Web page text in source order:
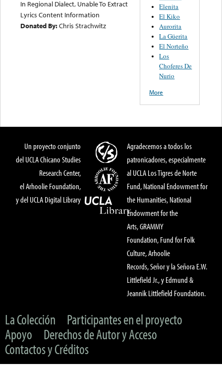
In Regional Dialect, Unable To Extract
Lyrics Content Information
Donated By:Chris Strachwitz
Elenita
El Kiko
Aurorita
La Güerita
El Norteño
Los
Choferes De
Nurio
More
Un proyecto conjunto
del UCLA Chicano Studies
Research Center,
el Arhoolie Foundation,
y del UCLA Digital Library
Agradecemos a todos los
patronicadores, especialmente
al UCLA Los Tigres de Norte
Fund, National Endowment for
the Humanities, National
Endowment for the
Arts, GRAMMY
Foundation, Fund for Folk
Culture, Arhoolie
Records, Señor y la Señora E.W.
Littlefield Jr., y Edmund &
Jeannik Littlefield Foundation.
La Colección
Participantes en el proyecto
Apoyo
Derechos de Autor y Acceso
Contactos y Créditos